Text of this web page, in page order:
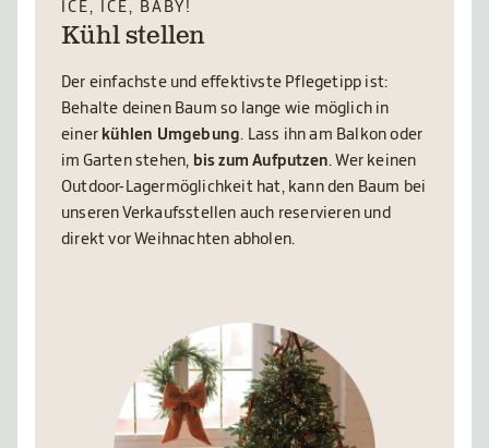
ICE, ICE, BABY!
Kühl stellen
Der einfachste und effektivste Pflegetipp ist:
Behalte deinen Baum so lange wie möglich in
einer kühlen Umgebung. Lass ihn am Balkon oder
im Garten stehen, bis zum Aufputzen. Wer keinen
Outdoor-Lagermöglichkeit hat, kann den Baum bei
unseren Verkaufsstellen auch reservieren und
direkt vor Weihnachten abholen.